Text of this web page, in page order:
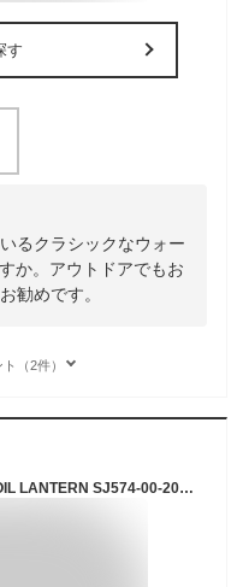
す
るクラシックなウォー
か。アウトドアでもお
勧めです。
（2件）
カメヤマ オイルランタン KAMEYAMA OIL LANTERN SJ574-00-20CP ランタン ライト ムードランプ リラックス チル レトロ クラシック アンティーク ヴィンテージ ギア キャンプ アウトドア ギフト